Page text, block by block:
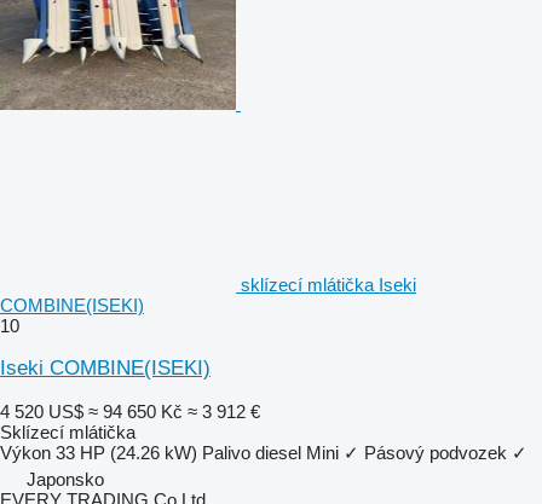
sklízecí mlátička Iseki
COMBINE(ISEKI)
10
Iseki COMBINE(ISEKI)
4 520 US$ ≈ 94 650 Kč ≈ 3 912 €
Sklízecí mlátička
Výkon 33 HP (24.26 kW) Palivo diesel Mini ✓ Pásový podvozek ✓
Japonsko
EVERY TRADING Co Ltd